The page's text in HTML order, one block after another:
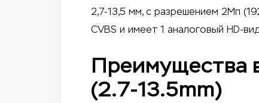
2,7-13,5 мм, с разрешением 2Мп
CVBS и имеет 1 аналоговый HD-
Преимущества
(2.7-13.5mm)